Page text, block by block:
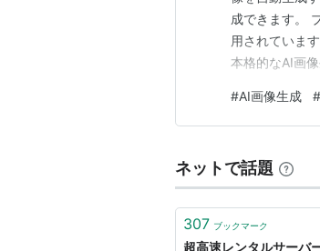
成できます。
用されていま
本格的なAI画
作、高スペッ
#AI画像生成 #
ネットで話題
307 ブックマーク
超高速レンタルサーバ